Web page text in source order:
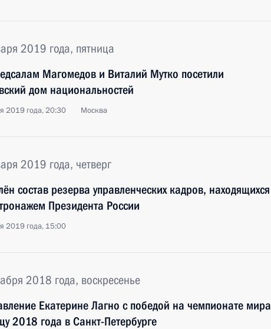
2019 года, пятница
Магомедов и Виталий Мутко посетили
дом национальностей
2019 года, 20:30 Москва
2019 года, четверг
состав резерва управленческих кадров, находящихся
Президента России
2019 года, 15:00
2018 года, воскресенье
Екатерине Лагно с победой на чемпионате мира
2018 года в Санкт-Петербурге